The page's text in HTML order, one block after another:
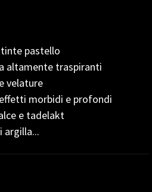
pastello
altamente traspiranti
velature
morbidi e profondi
e tadelakt
argilla...